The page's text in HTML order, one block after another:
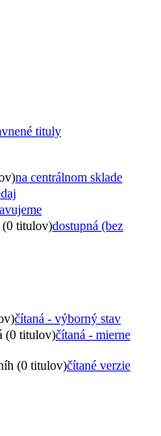
tituly
na centrálnom sklade
(0 titulov)dostupná (bez
čítaná - výborný stav
(0 titulov)čítaná - mierne
(0 titulov)čítané verzie